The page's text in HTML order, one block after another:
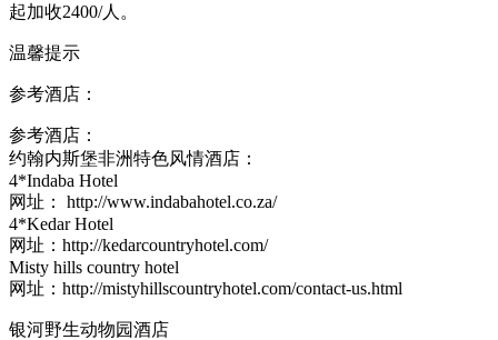
起加收2400/人。
温馨提示
参考酒店：
参考酒店：
约翰内斯堡非洲特色风情酒店：
4*Indaba Hotel
网址： http://www.indabahotel.co.za/
4*Kedar Hotel
网址：http://kedarcountryhotel.com/
Misty hills country hotel
网址：http://mistyhillscountryhotel.com/contact-us.html
银河野生动物园酒店